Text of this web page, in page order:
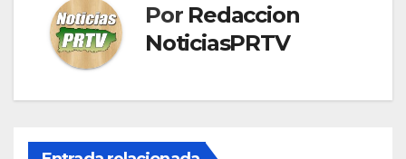
Por Redaccion
NoticiasPRTV